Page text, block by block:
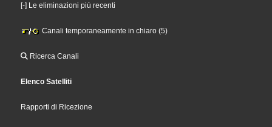
[-] Le eliminazioni più recenti
Canali temporaneamente in chiaro (5)
Ricerca Canali
Elenco Satelliti
Rapporti di Ricezione